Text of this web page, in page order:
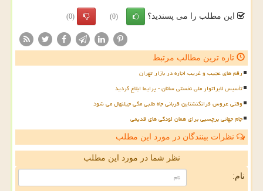
این مطلب را می پسندید؟ (0)
(0)
تازه ترین مطالب مرتبط
رقم های عجیب و غریب اجاره در بازار تهران
تأسیس لابراتوار ملی نخستی سانان - پرایما ابلاغ گردید
وقتی عروس فرانکنشتاین قربانی جاه طلبی مگی جیلنهال می شود
جام جهانی برچسبی برای همان لودگی های قدیمی
نظرات بینندگان در مورد این مطلب
نظر شما در مورد این مطلب
نام: